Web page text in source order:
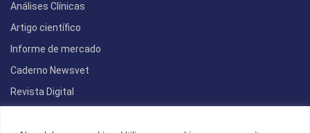
Análises Clínicas
Artigo científico
Informe de mercado
Caderno Newsvet
Revista Digital